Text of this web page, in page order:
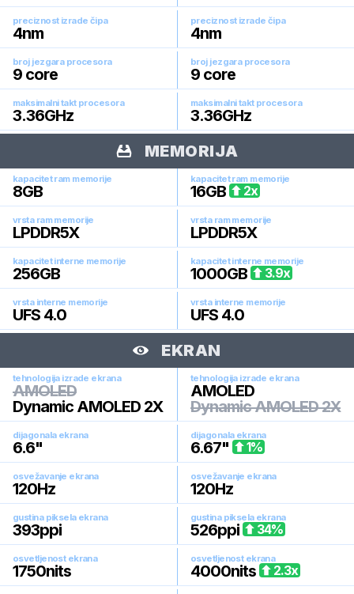
preciznost izrade čipa
4nm
preciznost izrade čipa
4nm
broj jezgara procesora
9 core
broj jezgara procesora
9 core
maksimalni takt procesora
3.36GHz
maksimalni takt procesora
3.36GHz
MEMORIJA
kapacitet ram memorije
8GB
kapacitet ram memorije
16GB 2x
vrsta ram memorije
LPDDR5X
vrsta ram memorije
LPDDR5X
kapacitet interne memorije
256GB
kapacitet interne memorije
1000GB 3.9x
vrsta interne memorije
UFS 4.0
vrsta interne memorije
UFS 4.0
EKRAN
tehnologija izrade ekrana
AMOLED
Dynamic AMOLED 2X
tehnologija izrade ekrana
AMOLED
Dynamic AMOLED 2X
dijagonala ekrana
6.6"
dijagonala ekrana
6.67" 1%
osvežavanje ekrana
120Hz
osvežavanje ekrana
120Hz
gustina piksela ekrana
393ppi
gustina piksela ekrana
526ppi 34%
osvetljenost ekrana
1750nits
osvetljenost ekrana
4000nits 2.3x